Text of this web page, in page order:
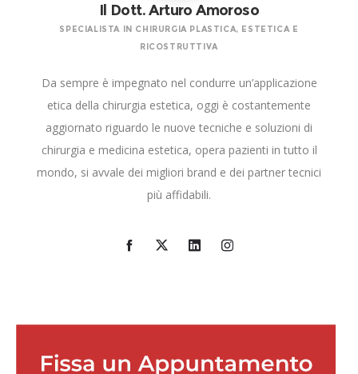
Il Dott. Arturo Amoroso
SPECIALISTA IN CHIRURGIA PLASTICA, ESTETICA E
RICOSTRUTTIVA
Da sempre è impegnato nel condurre un’applicazione
etica della chirurgia estetica, oggi è costantemente
aggiornato riguardo le nuove tecniche e soluzioni di
chirurgia e medicina estetica, opera pazienti in tutto il
mondo, si avvale dei migliori brand e dei partner tecnici
più affidabili.